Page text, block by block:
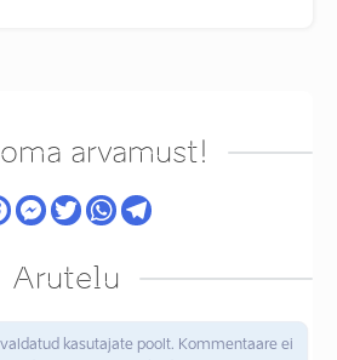
arvamust!
Arutelu
kasutajate poolt. Kommentaare ei